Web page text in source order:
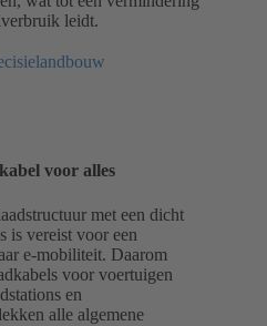
leidt.
voor alles
met een dicht
is vereist voor een
e-mobiliteit. Daarom
voor voertuigen
en
alle algemene